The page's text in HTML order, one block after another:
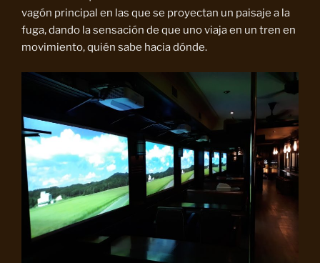
vagón principal en las que se proyectan un paisaje a la
fuga, dando la sensación de que uno viaja en un tren en
movimiento, quién sabe hacia dónde.